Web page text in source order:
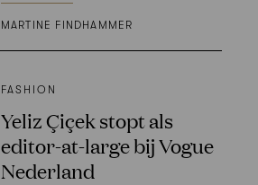
MARTINE FINDHAMMER
FASHION
Yeliz Çiçek stopt als
editor-at-large bij Vogue
Nederland